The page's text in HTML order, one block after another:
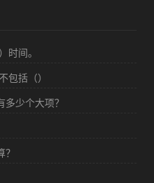
时间。
包括（）
少个大项？